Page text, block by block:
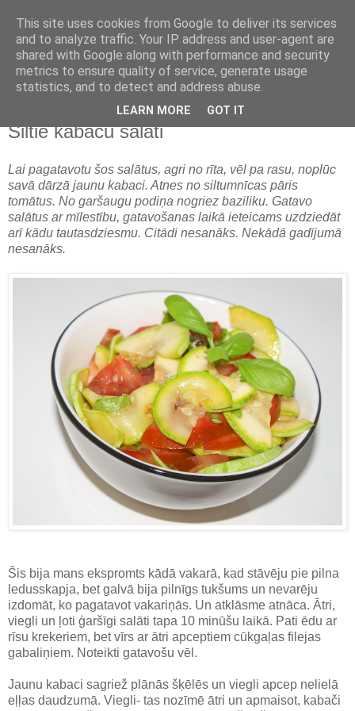
ceturtdiena, 2011. gada 16. jūnijs
Siltie kabaču salāti
Lai pagatavotu šos salātus, agri no rīta, vēl pa rasu, noplūc
savā dārzā jaunu kabaci. Atnes no siltumnīcas pāris
tomātus. No garšaugu podiņa nogriez baziliku. Gatavo
salātus ar mīlestību, gatavošanas laikā ieteicams uzdziedāt
arī kādu tautasdziesmu. Citādi nesanāks. Nekādā gadījumā
nesanāks.
Šis bija mans ekspromts kādā vakarā, kad stāvēju pie pilna
ledusskapja, bet galvā bija pilnīgs tukšums un nevarēju
izdomāt, ko pagatavot vakariņās. Un atklāsme atnāca. Ātri,
viegli un ļoti ģaršīgi salāti tapa 10 minūšu laikā. Pati ēdu ar
rīsu krekeriem, bet vīrs ar ātri apceptiem cūkgaļas filejas
gabaliņiem. Noteikti gatavošu vēl.
Jaunu kabaci sagriež plānās šķēlēs un viegli apcep nelielā
eļļas daudzumā. Viegli- tas nozīmē ātri un apmaisot, kabači
This site uses cookies from Google to deliver its services
and to analyze traffic. Your IP address and user-agent are
shared with Google along with performance and security
metrics to ensure quality of service, generate usage
statistics, and to detect and address abuse.
LEARN MORE GOT IT